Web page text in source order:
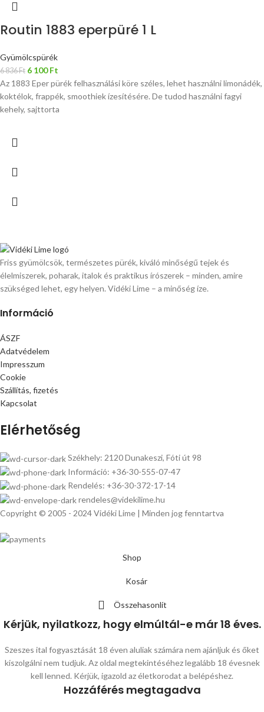
Routin 1883 eperpüré 1 L
Gyümölcspürék
6 836Ft 6 100Ft
Az 1883 Eper pürék felhasználási köre széles, lehet használni limonádék,
koktélok, frappék, smoothiek ízesítésére. De tudod használni fagyi
kehely, sajttorta
Friss gyümölcsök, természetes pürék, kiváló minőségű tejek és
élelmiszerek, poharak, italok és praktikus írószerek – minden, amire
szükséged lehet, egy helyen. Vidéki Lime – a minőség íze.
Információ
ÁSZF
Adatvédelem
Impresszum
Cookie
Szállítás, fizetés
Kapcsolat
Elérhetőség
Székhely: 2120 Dunakeszi, Fóti út 98
Információ: +36-30-555-07-47
Rendelés: +36-30-372-17-14
rendeles@videkilime.hu
Copyright © 2005 - 2024 Vidéki Lime | Minden jog fenntartva
Shop
Kosár
Összehasonlít
Kérjük, nyilatkozz, hogy elmúltál-e már 18 éves.
Szeszes ital fogyasztását 18 éven aluliak számára nem ajánljuk és őket
kiszolgálni nem tudjuk. Az oldal megtekintéséhez legalább 18 évesnek
kell lenned. Kérjük, igazold az életkorodat a belépéshez.
Hozzáférés megtagadva